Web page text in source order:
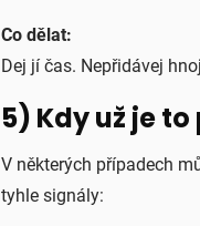
Co dělat:
Dej jí čas. Nepřidávej
5) Kdy už je
V některých případech
tyhle signály: